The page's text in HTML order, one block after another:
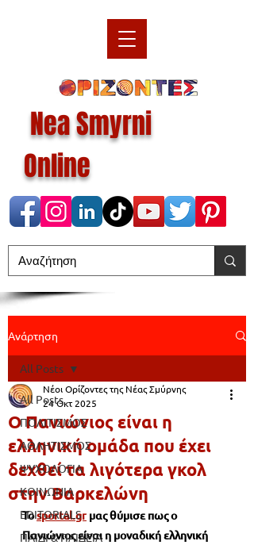
Nea Smyrni
Online
Ανάρτηση
All Posts
ΠΟΛΙΤΙΣΜΟΣ
ΑΘΛΗΤΙΣΜΟΣ
ΨΥΧΟΛΟΓΙΑ
ΚΟΙΝΩΝΙΑ
EDITORIALS
ΠΑΙΔΙ & ΠΑΙΔΕΙΑ
All Posts
Ο Πανιώνιος είναι η
ελληνική ομάδα που έχει
δεχθεί τα λιγότερα γκολ
στην Βαρκελώνη
Νέοι Ορίζοντες της Νέας Σμύρνης
24 Οκτ 2025
Το sportal.gr μας θύμισε πως ο
Πανιώνιος είναι η μοναδική ελληνική